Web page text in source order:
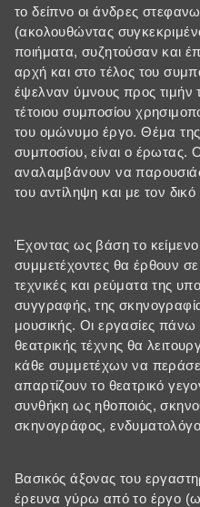
το δείπνο οι άνδρες
(ακολουθώντας
ποιήματα, συζητούσαν και
αρχή και στο τέλος του
έψελναν ύμνους προς τιμήν
τέτοιου συμποσίου
του ομώνυμο έργο. Θέμα της
συμποσίου, είναι ο έρωτας.
αναλαμβάνουν να
του αντίληψη και με τον
Έχοντας ως βάση το
συμμετέχοντες θα έρθουν
τεχνικές και ρεύματα της
συγγραφής, της
μουσικής. Οι εργασίες πάνω
θεατρικής τέχνης θα
κάθε συμμετέχων να
απαρτίζουν το θεατρικό
συνθήκη ως ηθοποιός,
σκηνογράφος,
Βασικός άξονας του
έρευνα γύρω από το έργο